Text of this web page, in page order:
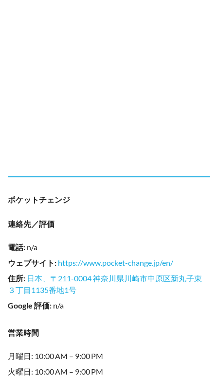
ポケットチェンジ
連絡先／評価
電話: n/a
ウェブサイト : https://www.pocket-change.jp/en/
住所: 日本、〒211-0004 神奈川県川崎市中原区新丸子東
３丁目1135番地1号
Google 評価: n/a
営業時間
月曜日: 10:00 AM – 9:00 PM
火曜日: 10:00 AM – 9:00 PM